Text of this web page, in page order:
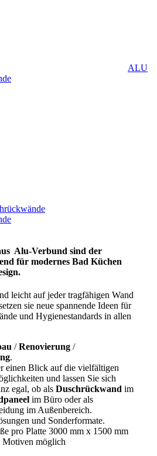
ALU
Alu-Verbund sind der
für modernes Bad Küchen
leicht auf jeder tragfähigen Wand
sie neue spannende Ideen für
und Hygienestandards in allen
/Renovierung /
.
einen Blick auf die vielfältigen
und lassen Sie sich
egal, ob als Duschrückwand im
im Büro oder als
im Außenbereich.
und Sonderformate.
pro Platte 3000 mm x 1500 mm
Motiven möglich